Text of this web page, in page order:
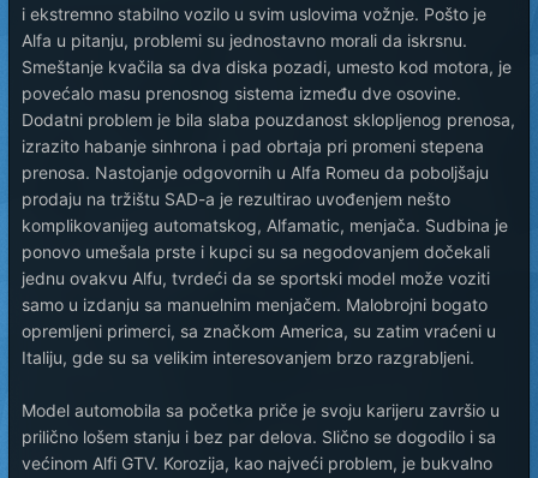
i ekstremno stabilno vozilo u svim uslovima vožnje. Pošto je
Alfa u pitanju, problemi su jednostavno morali da iskrsnu.
Smeštanje kvačila sa dva diska pozadi, umesto kod motora, je
povećalo masu prenosnog sistema između dve osovine.
Dodatni problem je bila slaba pouzdanost sklopljenog prenosa,
izrazito habanje sinhrona i pad obrtaja pri promeni stepena
prenosa. Nastojanje odgovornih u Alfa Romeu da poboljšaju
prodaju na tržištu SAD-a je rezultirao uvođenjem nešto
komplikovanijeg automatskog, Alfamatic, menjača. Sudbina je
ponovo umešala prste i kupci su sa negodovanjem dočekali
jednu ovakvu Alfu, tvrdeći da se sportski model može voziti
samo u izdanju sa manuelnim menjačem. Malobrojni bogato
opremljeni primerci, sa značkom America, su zatim vraćeni u
Italiju, gde su sa velikim interesovanjem brzo razgrabljeni.
Model automobila sa početka priče je svoju karijeru završio u
prilično lošem stanju i bez par delova. Slično se dogodilo i sa
većinom Alfi GTV. Korozija, kao najveći problem, je bukvalno